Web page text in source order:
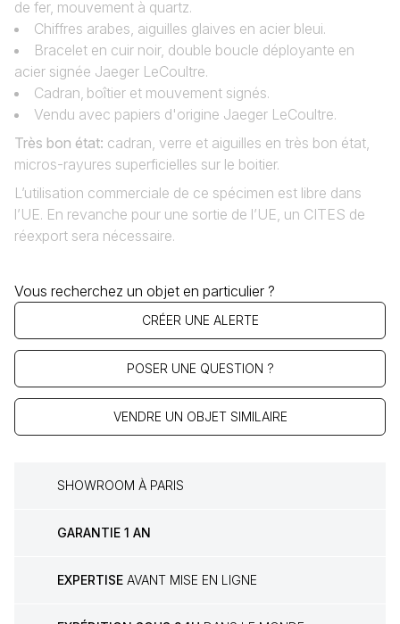
de fer, mouvement à quartz.
Chiffres arabes, aiguilles glaives en acier bleui.
Bracelet en cuir noir, double boucle déployante en
acier signée Jaeger LeCoultre.
Cadran‚ boîtier et mouvement signés.
Vendu avec papiers d'origine Jaeger LeCoultre.
Très bon état: cadran, verre et aiguilles en très bon état,
micros-rayures superficielles sur le boitier.
L’utilisation commerciale de ce spécimen est libre dans
l’UE. En revanche pour une sortie de l’UE, un CITES de
réexport sera nécessaire.
Vous recherchez un objet en particulier ?
CRÉER UNE ALERTE
POSER UNE QUESTION ?
VENDRE UN OBJET SIMILAIRE
SHOWROOM À PARIS
GARANTIE 1 AN
EXPERTISE AVANT MISE EN LIGNE